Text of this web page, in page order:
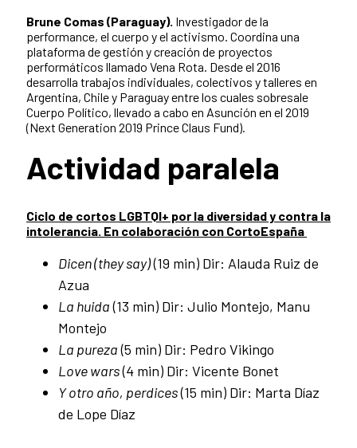
Brune Comas (Paraguay). Investigador de la
performance, el cuerpo y el activismo. Coordina una
plataforma de gestión y creación de proyectos
performáticos llamado Vena Rota. Desde el 2016
desarrolla trabajos individuales, colectivos y talleres en
Argentina, Chile y Paraguay entre los cuales sobresale
Cuerpo Político, llevado a cabo en Asunción en el 2019
(Next Generation 2019 Prince Claus Fund).
Actividad paralela
Ciclo de cortos LGBTQI+ por la diversidad y contra la
intolerancia. En colaboración con CortoEspaña
Dicen (they say)(19 min) Dir: Alauda Ruiz de
Azua
La huida(13 min) Dir: Julio Montejo, Manu
Montejo
La pureza(5 min) Dir: Pedro Vikingo
Love wars(4 min) Dir: Vicente Bonet
Y otro año, perdices(15 min) Dir: Marta Díaz
de Lope Díaz